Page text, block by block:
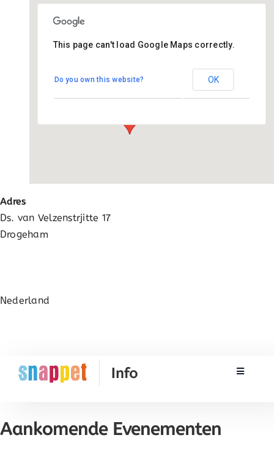
De Tarissing
Ds. van Velzenstrjitte 17 - Drogeham
This page can't load Google Maps correctly.
Do you own this website? OK
Adres
Ds. van Velzenstrjitte 17
Drogeham
Nederland
Toggle
Aankomende Evenementen